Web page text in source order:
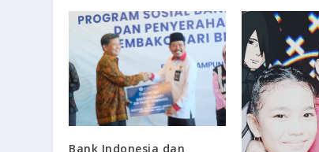
Bank Indonesia dan